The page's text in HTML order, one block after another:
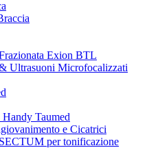
Exion BTL
Ultrasuoni Microfocalizzati
Taumed
e Cicatrici
per tonificazione